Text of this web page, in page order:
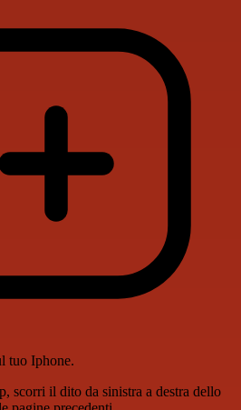
tuo Iphone.
scorri il dito da sinistra a destra dello